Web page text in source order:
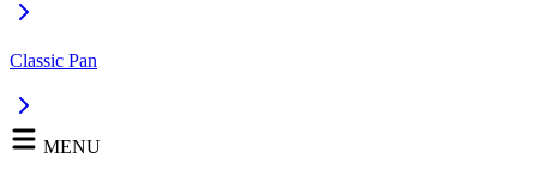
Classic Pan
MENU